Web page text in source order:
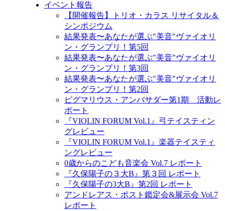
イベント報告
【開催報告】トリオ・カラス リサイタル＆
シンポジウム
結果発表〜あなたが選ぶ"美音"ヴァイオリ
ン・グランプリ！第5回
結果発表〜あなたが選ぶ"美音"ヴァイオリ
ン・グランプリ！第3回
結果発表〜あなたが選ぶ"美音"ヴァイオリ
ン・グランプリ！第2回
ピグマリウス・アンバサダー第1期 活動レ
ポート
『VIOLIN FORUM Vol.1』弓テイスティン
グレビュー
『VIOLIN FORUM Vol.1』楽器テイスティ
ングレビュー
0歳からのこども音楽会 Vol.7 レポート
『久保陽子の３大B』第３回 レポート
『久保陽子の3大B』第2回 レポート
アンドレアス・ポスト鑑定会&展示会 Vol.7
レポート